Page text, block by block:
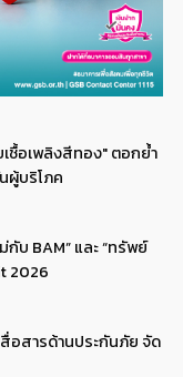
ชื้อเพลิงสีทอง" ตอกย้ำ
ผู้บริโภค
กับ BAM” และ “ทรัพย์
2026
อสารด้านประกันภัย จัด